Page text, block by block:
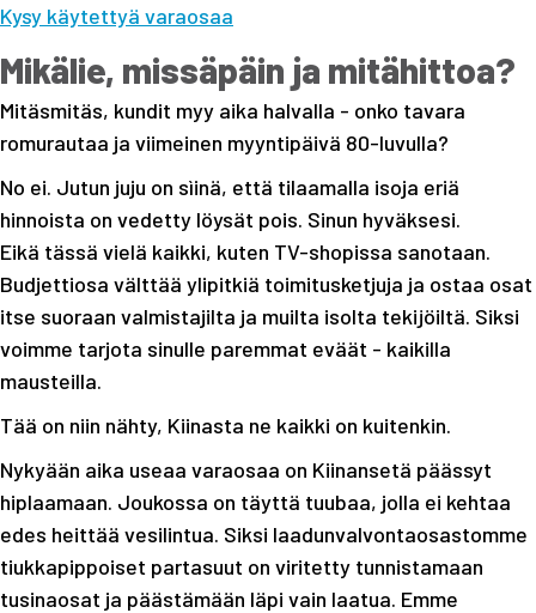
Kysy käytettyä varaosaa
Mikälie, missäpäin ja mitähittoa?
Mitäsmitäs, kundit myy aika halvalla - onko tavara
romurautaa ja viimeinen myyntipäivä 80-luvulla?
No ei. Jutun juju on sìinä, että tilaamalla isoja eriä
hinnoista on vedetty löysät pois. Sinun hyväksesi.
Eikä tässä vielä kaikki, kuten TV-shopissa sanotaan.
Budjettiosa välttää ylipitkiä toimitusketjuja ja ostaa osat
itse suoraan valmistajilta ja muilta isolta tekijöiltä. Siksi
voimme tarjota sinulle paremmat eväät - kaikilla
mausteilla.
Tää on niin nähty, Kiinasta ne kaikki on kuitenkin.
Nykyään aika useaa varaosaa on Kiinansetä päässyt
hiplaamaan. Joukossa on täyttä tuubaa, jolla ei kehtaa
edes heittää vesilintua. Siksi laadunvalvontaosastomme
tiukkapippoiset partasuut on viritetty tunnistamaan
tusinaosat ja päästämään läpi vain laatua. Emme